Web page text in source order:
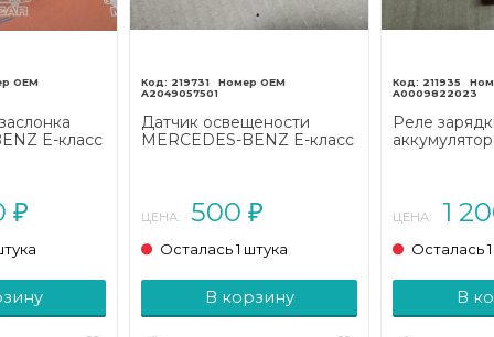
E-класс
₽
219731
A2049057501
Датчик освещености
MERCEDES-BENZ E-класс
ЦЕНА: 500 ₽
Осталась 1 штука
В корзину
211935
A0009822023
Реле
ЦЕНА: 1
Осталась
В